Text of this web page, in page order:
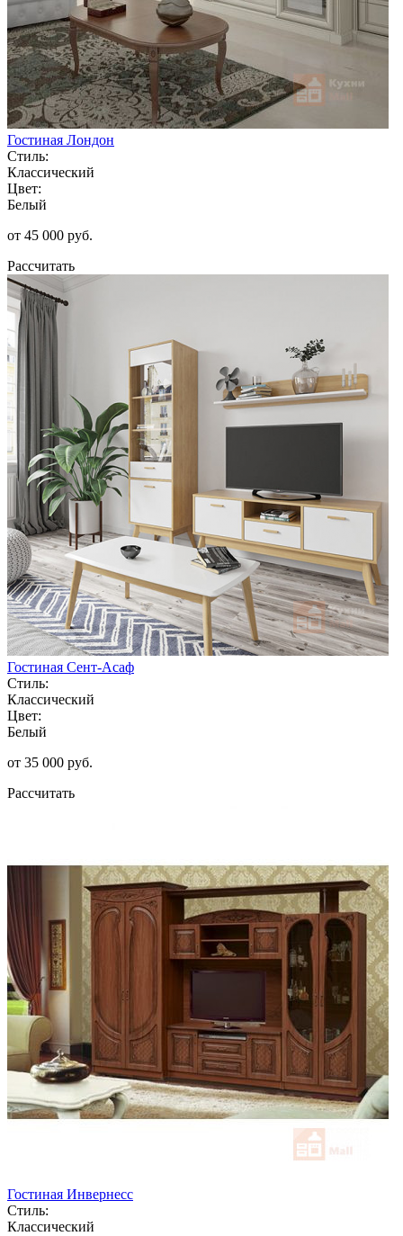
Гостиная Лондон
Стиль:
Классический
Цвет:
Белый
от 45 000 руб.
Рассчитать
Гостиная Сент-Асаф
Стиль:
Классический
Цвет:
Белый
от 35 000 руб.
Рассчитать
Гостиная Инвернесс
Стиль:
Классический